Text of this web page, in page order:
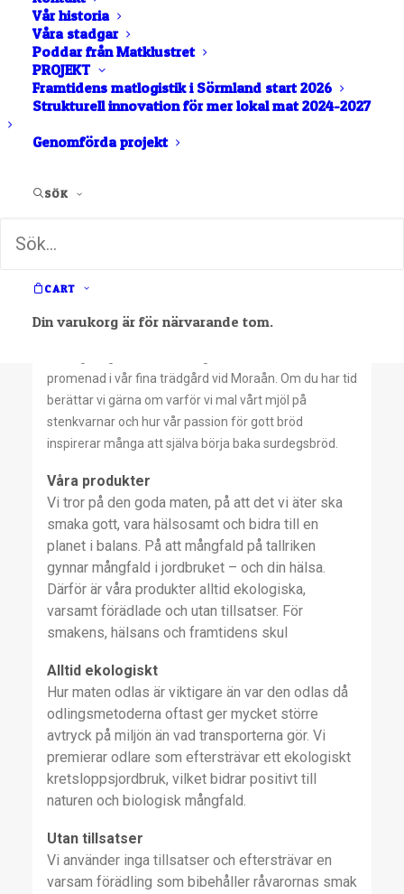
Vår historia
Våra stadgar
Poddar från Matklustret
PROJEKT
Framtidens matlogistik i Sörmland start 2026
Strukturell innovation för mer lokal mat 2024-2027
Genomförda projekt
SÖK
CART
Din varukorg är för närvarande tom.
BAGERI
Besök oss på Saltå Kvarn! Du hittar
oss i Järna, utanför Södertälje.
ligger vårt bageri och butik.
mjöl, müsli och flingor från vår egen kvarn samt
med dig en kaffe och bulle.
Hos oss är allt ekologiskt. Välkommen!
promenad i vår fina trädgård vid Moraån. Om du har tid
berättar vi gärna om varför vi mal vårt mjöl på
stenkvarnar och hur vår passion för gott bröd
inspirerar många att själva börja baka surdegsbröd.
Våra produkter
Vi tror på den goda maten, på att det vi äter ska
smaka gott, vara hälsosamt och bidra till en
planet i balans. På att mångfald på tallriken
gynnar mångfald i jordbruket – och din hälsa.
Därför är våra produkter alltid ekologiska,
varsamt förädlade och utan tillsatser. För
smakens, hälsans och framtidens skul
Alltid ekologiskt
Hur maten odlas är viktigare än var den odlas då
odlingsmetoderna oftast ger mycket större
avtryck på miljön än vad transporterna gör. Vi
premierar odlare som eftersträvar ett ekologiskt
kretsloppsjordbruk, vilket bidrar positivt till
naturen och biologisk mångfald.
Utan tillsatser
Vi använder inga tillsatser och eftersträvar en
varsam förädling som bibehåller råvarornas smak